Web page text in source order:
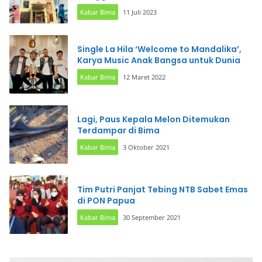
Kabar Bima 11 Juli 2023
Single La Hila ‘Welcome to Mandalika’,
Karya Music Anak Bangsa untuk Dunia
Kabar Bima 12 Maret 2022
Lagi, Paus Kepala Melon Ditemukan
Terdampar di Bima
Kabar Bima 3 Oktober 2021
Tim Putri Panjat Tebing NTB Sabet Emas
di PON Papua
Kabar Bima 30 September 2021